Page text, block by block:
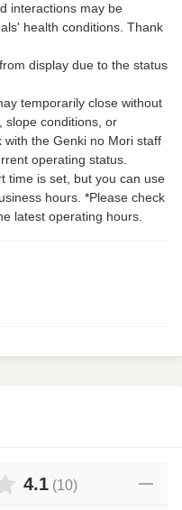
interactions may be
health conditions. Thank
display due to the status
temporarily close without
slope conditions, or
with the Genki no Mori staff
operating status.
time is set, but you can use
hours. *Please check
latest operating hours.
4.1 (10)